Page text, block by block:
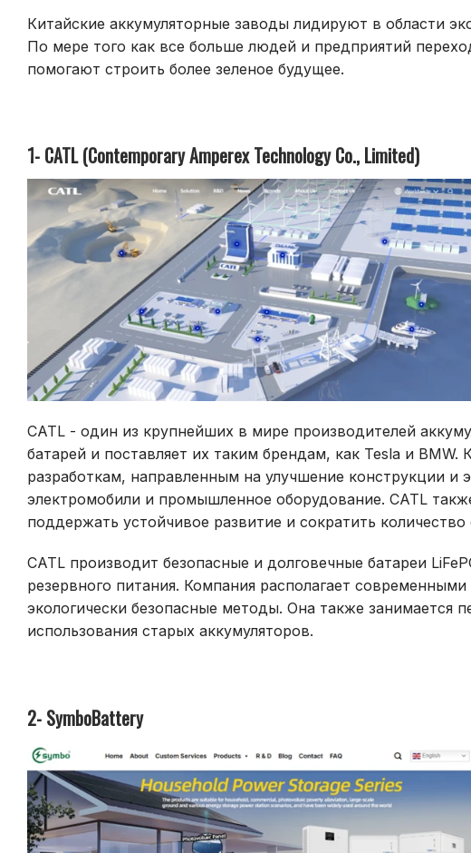
Китайские аккумуляторные заводы лидируют в области
По мере того как все больше людей и предприятий
помогают строить более зеленое будущее.
1- CATL (Contemporary Amperex Technology Co., Limited)
CATL - один из крупнейших в мире производителей
батарей и поставляет их таким брендам, как Tesla и
разработкам, направленным на улучшение конструкции и
электромобили и промышленное оборудование. CATL
поддержать устойчивое развитие и сократить количество
CATL производит безопасные и долговечные батареи
резервного питания. Компания располагает
экологически безопасные методы. Она также занимается
использования старых аккумуляторов.
2- SymboBattery